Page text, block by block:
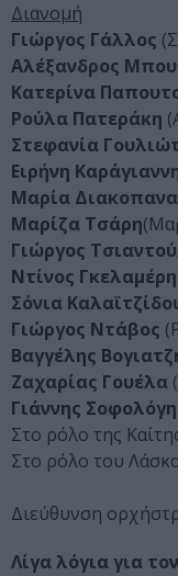
Διανομή
Γιώργος Γάλλος
Αλέξανδρος
Κατερίνα
Ρούλα Πατεράκη
Στεφανία
Ειρήνη
Μαρία
Μαρίζα Τσάρη
Γιώργος
Ντίνος
Σόνια
Γιώργος Ντάβος
Βαγγέλης
Ζαχαρίας Γουέλα
Γιάννης
Στο ρόλο της
Στο ρόλο του
Διεύθυνση
Λίγα λόγια για